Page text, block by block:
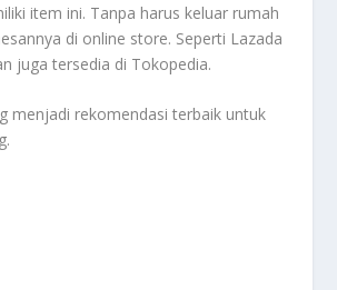
item ini. Tanpa harus keluar rumah
di online store. Seperti Lazada
juga tersedia di Tokopedia.
menjadi rekomendasi terbaik untuk
.